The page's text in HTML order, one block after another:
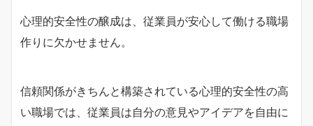
心理的安全性の醸成は、従業員が安心して働ける職場
作りに欠かせません。
信頼関係がきちんと構築されている心理的安全性の高
い職場では、従業員は自分の意見やアイデアを自由に